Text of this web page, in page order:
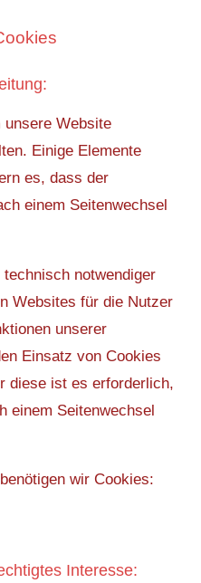
Website
Einige Elemente
es, dass der
einem Seitenwechsel
notwendiger
Websites für die Nutzer
unserer
Einsatz von Cookies
diese ist es erforderlich,
einem Seitenwechsel
wir Cookies:
Interesse: